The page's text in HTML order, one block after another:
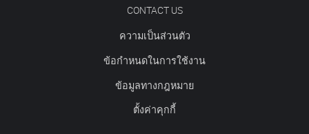
CONTACT US
ความเป็นส่วนตัว
ข้อกำหนดในการใช้งาน
ข้อมูลทางกฎหมาย
ตั้งค่าคุกกี้